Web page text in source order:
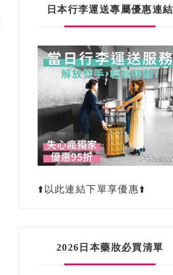
日本行李運送專屬優惠連結
⬆️以此連結下單享優惠⬆️
2026日本藥妝必買清單